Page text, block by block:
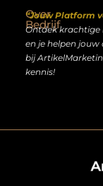
Over
Bedrijf
“Jouw Platform
Ontdek krachtige
en je helpen jouw
bij
kennis!